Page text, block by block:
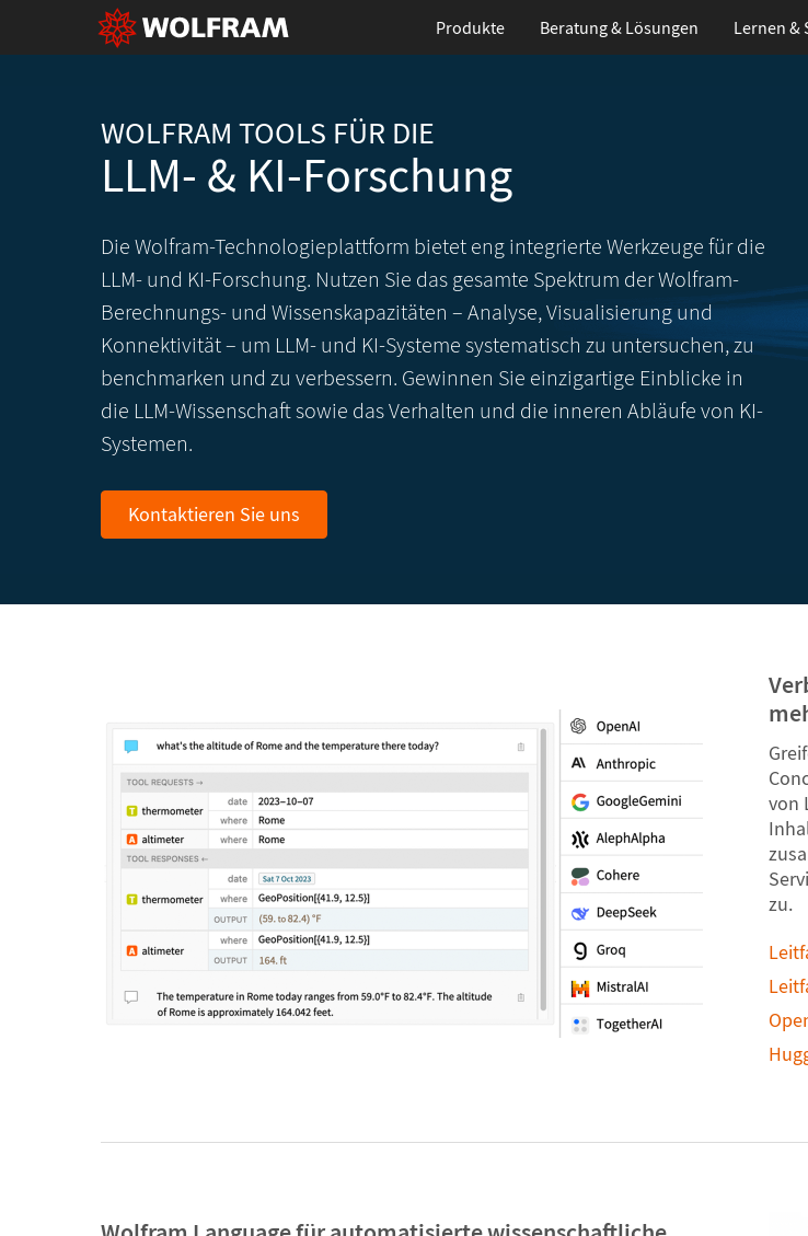
Produkte Beratung & Lösungen Lernen &
WOLFRAM TOOLS FÜR DIE
LLM- & KI-Forschung
Die Wolfram-Technologieplattform bietet eng integrierte Werkzeuge für die
LLM- und KI-Forschung. Nutzen Sie das gesamte Spektrum der Wolfram-
Berechnungs- und Wissenskapazitäten – Analyse, Visualisierung und
Konnektivität – um LLM- und KI-Systeme systematisch zu untersuchen, zu
benchmarken und zu verbessern. Gewinnen Sie einzigartige Einblicke in
die LLM-Wissenschaft sowie das Verhalten und die inneren Abläufe von KI-
Systemen.
Kontaktieren Sie uns
von
zu.